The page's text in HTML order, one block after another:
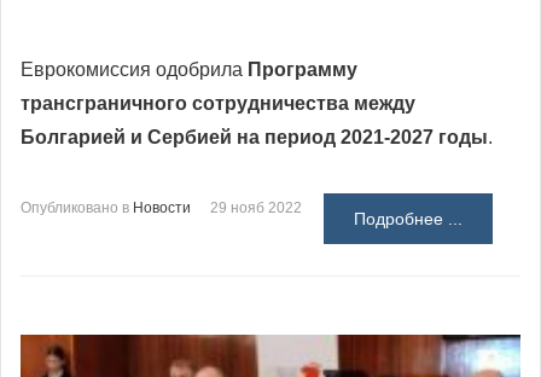
Еврокомиссия одобрила Программу
трансграничного сотрудничества между
Болгарией и Сербией на период 2021-2027 годы.
Опубликовано в Новости 29 нояб 2022
Подробнее ...